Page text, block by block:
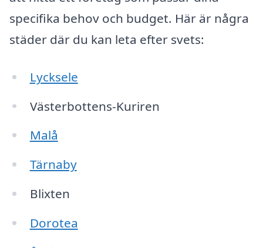
specifika behov och budget. Här är några
städer där du kan leta efter svets:
Lycksele
Västerbottens-Kuriren
Malå
Tärnaby
Blixten
Dorotea